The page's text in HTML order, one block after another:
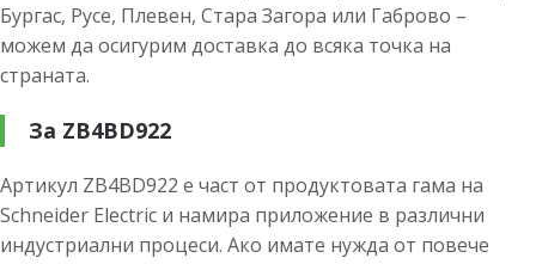
Бургас, Русе, Плевен, Стара Загора или Габрово –
можем да осигурим доставка до всяка точка на
страната.
За ZB4BD922
Артикул ZB4BD922 е част от продуктовата гама на
Schneider Electric и намира приложение в различни
индустриални процеси. Ако имате нужда от повече